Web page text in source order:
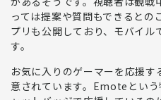
っては提案や質問もできるとの
プリも公開しており、モバイル
す。
お気に入りのゲーマーを応援
意 されています。Emoteとい